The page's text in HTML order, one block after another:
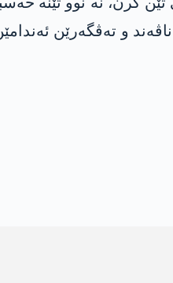
و تەڤگەرێن